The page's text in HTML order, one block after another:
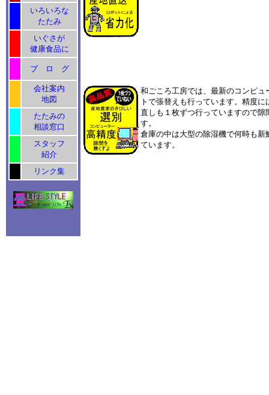
いろいろな
たたみ
いぐさが
健康食品に
ブ ロ グ
会社案内
地図
たたみの
相談窓口
スタッフ
紹介
リンク集
和ごころ工房では、最新のコンピュ
トで張替えも行っています。精度に
直しも１枚ずつ行っていますので隙
す。
倉庫の中は大型の除湿機で何時も新
ています。